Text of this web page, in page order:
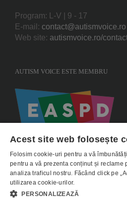
Program: L-V | 9 - 17
E-mail: contact@autismvoice.ro
Web site: autismvoice.ro/
AUTISM VOICE ESTE MEMBRU
Copyright 2015 AUTISMVOICE |
Cookie-uri|
Acest site web folosește
Folosim cookie-uri pentru a vă
pentru a vă prezenta conținut și reclame
analiza traficul nostru. Făcând click pe
utilizarea cookie-urilor.
PERSONALIZEAZĂ